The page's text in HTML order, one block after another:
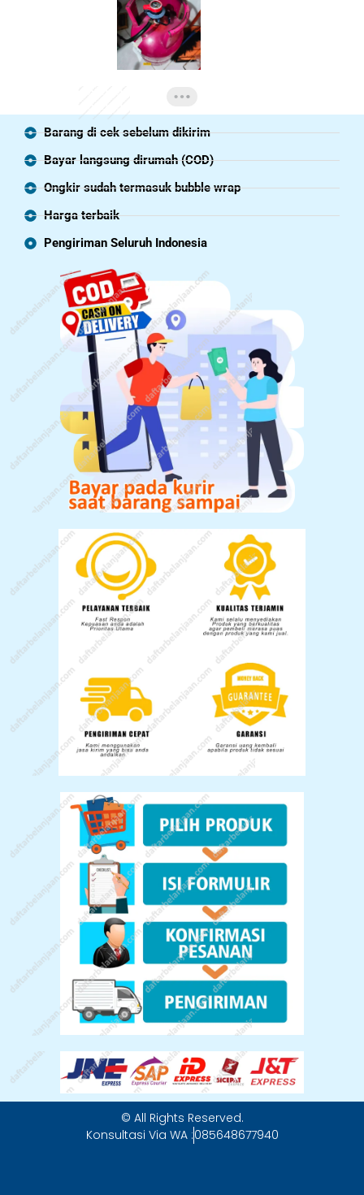
Barang di cek sebelum dikirim
Bayar langsung dirumah (COD)
Ongkir sudah termasuk bubble wrap
Harga terbaik
Pengiriman Seluruh Indonesia
© All Rights Reserved.
Konsultasi Via WA :085648677940